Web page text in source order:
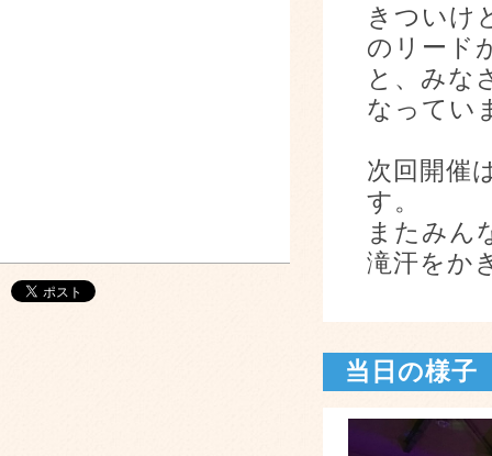
きついけ
のリード
と、みな
なってい
次回開催
す。
またみん
滝汗をか
当日の様子